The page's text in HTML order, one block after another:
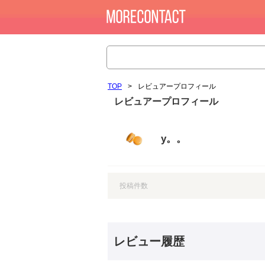
TOP > レビュアープロフィール
レビュアープロフィール
y。。
投稿件数
レビュー履歴